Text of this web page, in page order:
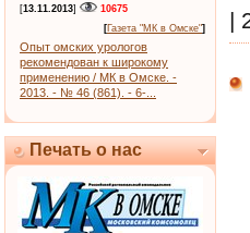
[13.11.2013]
10675
[Газета "МК в Омске"]
Опыт омских урологов
рекомендован к широкому
применению / МК в Омске. -
2013. - № 46 (861). - 6-...
Печать о нас
|